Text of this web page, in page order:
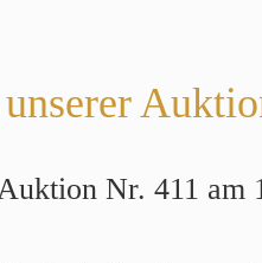
Nr. 411 am